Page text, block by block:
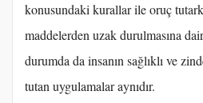
konusundaki kurallar ile oruç
maddelerden uzak durulmasına
durumda da insanın sağlıklı ve
tutan uygulamalar aynıdır.